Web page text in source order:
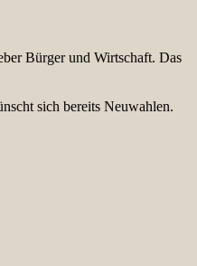
Bürger und Wirtschaft. Das
sich bereits Neuwahlen.